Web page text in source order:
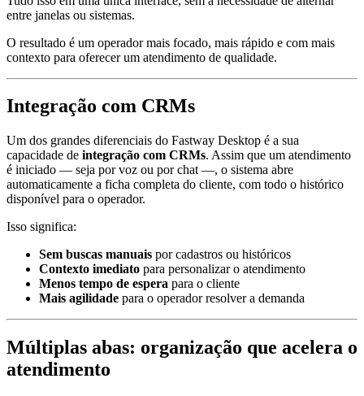
entre janelas ou sistemas.
O resultado é um operador mais focado, mais rápido e com mais
contexto para oferecer um atendimento de qualidade.
Integração com CRMs
Um dos grandes diferenciais do Fastway Desktop é a sua
capacidade de integração com CRMs. Assim que um atendimento
é iniciado — seja por voz ou por chat —, o sistema abre
automaticamente a ficha completa do cliente, com todo o histórico
disponível para o operador.
Isso significa:
Sem buscas manuais por cadastros ou históricos
Contexto imediato para personalizar o atendimento
Menos tempo de espera para o cliente
Mais agilidade para o operador resolver a demanda
Múltiplas abas: organização que acelera o
atendimento